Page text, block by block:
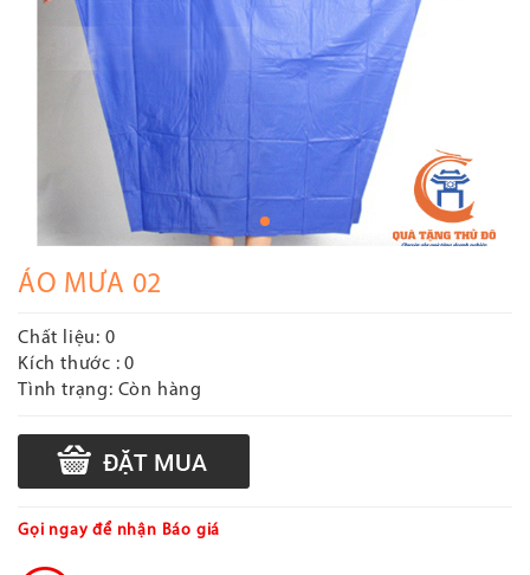
ÁO MƯA 02
Chất liệu: 0
Kích thước : 0
Tình trạng: Còn hàng
Gọi ngay để nhận Báo giá